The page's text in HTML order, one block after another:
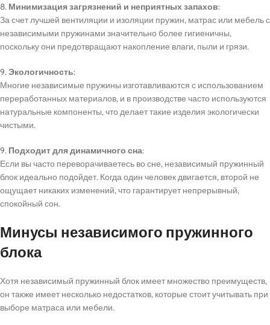
8. Минимизация загрязнений и неприятных запахов:
За счет лучшей вентиляции и изоляции пружин, матрас или мебель с
независимыми пружинами значительно более гигиеничны,
поскольку они предотвращают накопление влаги, пыли и грязи.
9.Экологичность:
Многие независимые пружины изготавливаются с использованием
переработанных материалов, и в производстве часто используются
натуральные компоненты, что делает такие изделия экологически
чистыми.
9. Подходит для динамичного сна:
Если вы часто переворачиваетесь во сне, независимый пружинный
блок идеально подойдет. Когда один человек двигается, второй не
ощущает никаких изменений, что гарантирует непрерывный,
спокойный сон.
Минусы независимого пружинного
блока
Хотя независимый пружинный блок имеет множество преимуществ,
он также имеет несколько недостатков, которые стоит учитывать при
выборе матраса или мебели.